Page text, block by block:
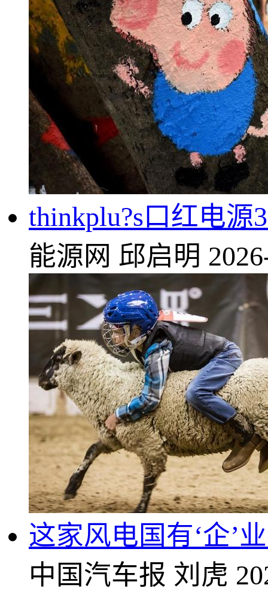
thinkplu?s口红电源
能源网 邱启明
这家风电国有‘企’
中国汽车报 刘虎